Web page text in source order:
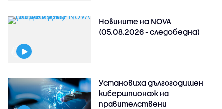
Новините на NOVA
(05.08.2026 - следобедна)
Установиха дългогодишен
кибершпионаж на
правителствени